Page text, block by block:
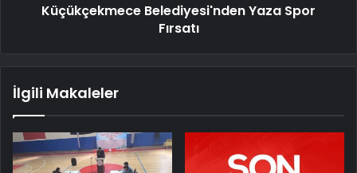
Küçükçekmece Belediyesi'nden Yaza Spor
Fırsatı
İlgili Makaleler